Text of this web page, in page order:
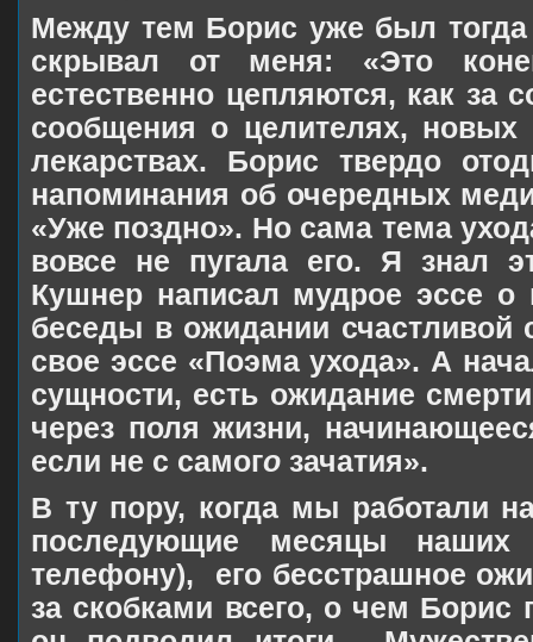
Между тем Борис уже был
скрывал от меня: «Это
естественно цепляются, как за
сообщения о целителях, новых
лекарствах. Борис твердо
напоминания об очередных
«Уже поздно». Но сама тема
вовсе не пугала его. Я знал
Кушнер написал мудрое эссе о
беседы в ожидании счастливой
свое эссе «Поэма ухода». А
сущности, есть ожидание
через поля жизни,
если не с самого зачатия».
В ту пору, когда мы работали
последующие месяцы
телефону),
его бесстрашное
за скобками всего, о чем Борис